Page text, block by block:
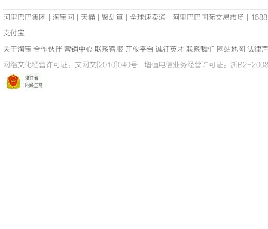
阿里巴巴集团 淘宝网 天猫 聚划算 全球速卖通 阿里巴巴国际交易市场
1688
支付宝
关于淘宝 合作伙伴 营销中心 联系客服 开放平台 诚征英才 联系我们 网站地图 法律
网络文化经营许可证： 文网文[2010]040号 增值电信业务经营许可证：浙B2-